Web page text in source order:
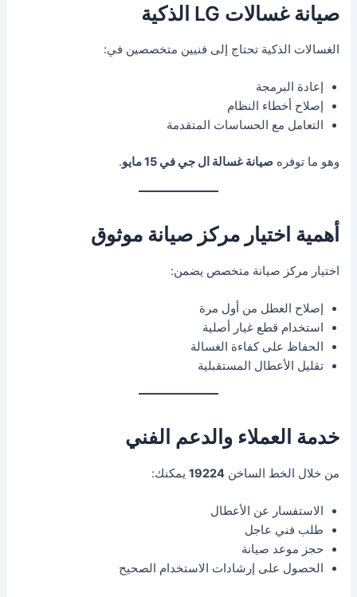
صيانة غسالات LG الذكية
الغسالات الذكية تحتاج إلى فنيين متخصصين في:
إعادة البرمجة
إصلاح أخطاء النظام
التعامل مع الحساسات المتقدمة
وهو ما توفرهصيانة غسالة ال جي في 15 مايو .
أهمية اختيار مركز صيانة موثوق
اختيار مركز صيانة متخصص يضمن:
إصلاح العطل من أول مرة
استخدام قطع غيار أصلية
الحفاظ على كفاءة الغسالة
تقليل الأعطال المستقبلية
خدمة العملاء والدعم الفني
من خلال الخط الساخن19224 يمكنك:
الاستفسار عن الأعطال
طلب فني عاجل
حجز موعد صيانة
الحصول على إرشادات الاستخدام الصحيح